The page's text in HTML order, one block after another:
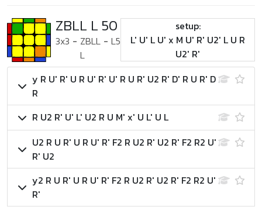
ZBLL L 50
3x3 - ZBLL
L
- L5
setup:
L' U' L U' x M U' R' U2' L U R
U2' R'
y R U' R' U R U' R' U' R U R' U2 R' D' R U R' D
R
R U2 R' U' L' U2 R U M' x' U L' U L
U2 R U R' U R U' R' F2 R U2 R' U2 R' F2 R2 U'
R' U2
y2 R U R' U R U' R' F2 R U2 R' U2 R' F2 R2 U'
R'